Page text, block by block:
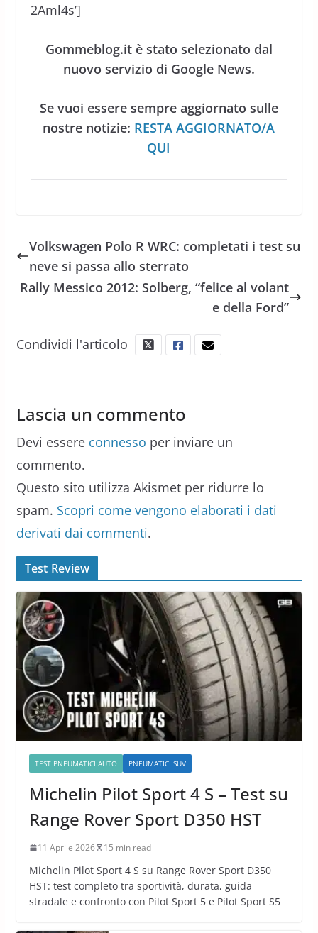
2Aml4s’]
Gommeblog.it è stato selezionato dal
nuovo servizio di Google News.
Se vuoi essere sempre aggiornato sulle
nostre notizie: RESTA AGGIORNATO/A
QUI
Volkswagen Polo R WRC: completati i test su
neve si passa allo sterrato
Rally Messico 2012: Solberg, “felice al volant
e della Ford”
Condividi l'articolo
Lascia un commento
Devi essere connesso per inviare un
commento.
Questo sito utilizza Akismet per ridurre lo
spam. Scopri come vengono elaborati i dati
derivati dai commenti.
Test Review
TEST PNEUMATICI AUTO PNEUMATICI SUV
Michelin Pilot Sport 4 S – Test su
Range Rover Sport D350 HST
11 Aprile 2026 15 min read
Michelin Pilot Sport 4 S su Range Rover Sport D350
HST: test completo tra sportività, durata, guida
stradale e confronto con Pilot Sport 5 e Pilot Sport S5